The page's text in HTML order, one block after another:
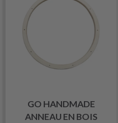
GO HANDMADE
ANNEAU EN BOIS